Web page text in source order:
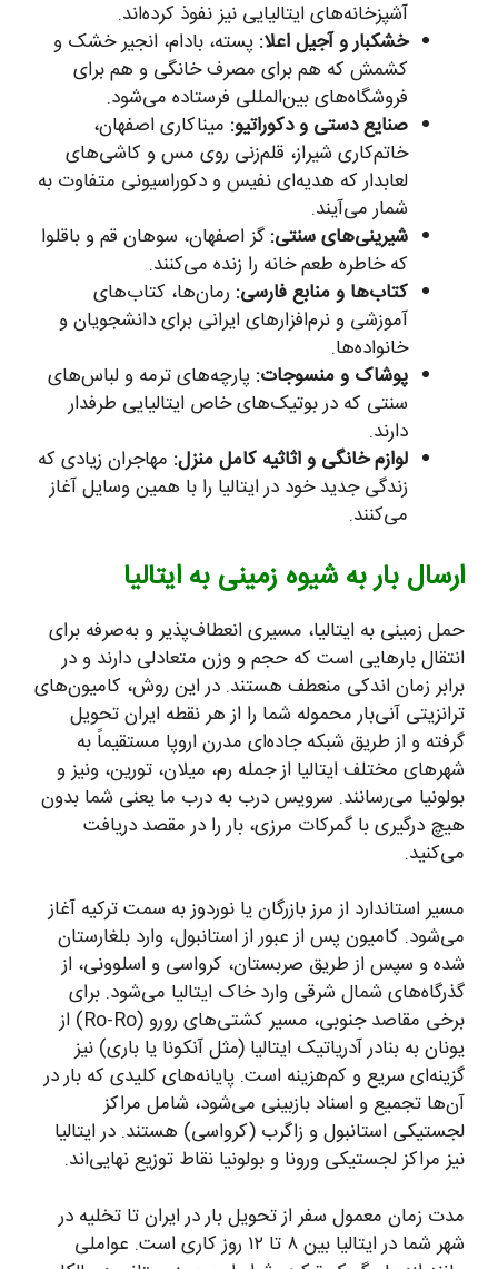
آشپزخانه‌های ایتالیایی نیز نفوذ کرده‌اند.
خشکبار و آجیل اعلا: پسته، بادام، انجیر خشک و
کشمش که هم برای مصرف خانگی و هم برای
فروشگاه‌های بین‌المللی فرستاده می‌شود.
صنایع دستی و دکوراتیو: میناکاری اصفهان،
خاتم‌کاری شیراز، قلم‌زنی روی مس و کاشی‌های
لعابدار که هدیه‌ای نفیس و دکوراسیونی متفاوت به
شمار می‌آیند.
شیرینی‌های سنتی: گز اصفهان، سوهان قم و باقلوا
که خاطره طعم خانه را زنده می‌کنند.
کتاب‌ها و منابع فارسی: رمان‌ها، کتاب‌های
آموزشی و نرم‌افزارهای ایرانی برای دانشجویان و
خانواده‌ها.
پوشاک و منسوجات: پارچه‌های ترمه و لباس‌های
سنتی که در بوتیک‌های خاص ایتالیایی طرفدار
دارند.
لوازم خانگی و اثاثیه کامل منزل: مهاجران زیادی که
زندگی جدید خود در ایتالیا را با همین وسایل آغاز
می‌کنند.
ارسال بار به شیوه زمینی به ایتالیا
حمل زمینی به ایتالیا، مسیری انعطاف‌پذیر و به‌صرفه برای
انتقال بارهایی است که حجم و وزن متعادلی دارند و در
برابر زمان اندکی منعطف هستند. در این روش، کامیون‌های
ترانزیتی آنی‌بار محموله شما را از هر نقطه ایران تحویل
گرفته و از طریق شبکه جاده‌ای مدرن اروپا مستقیماً به
شهرهای مختلف ایتالیا از جمله رم، میلان، تورین، ونیز و
بولونیا می‌رسانند. سرویس درب به درب ما یعنی شما بدون
هیچ درگیری با گمرکات مرزی، بار را در مقصد دریافت
می‌کنید.
مسیر استاندارد از مرز بازرگان یا نوردوز به سمت ترکیه آغاز
می‌شود. کامیون پس از عبور از استانبول، وارد بلغارستان
شده و سپس از طریق صربستان، کرواسی و اسلوونی، از
گذرگاه‌های شمال شرقی وارد خاک ایتالیا می‌شود. برای
برخی مقاصد جنوبی، مسیر کشتی‌های رورو (Ro-Ro) از
یونان به بنادر آدریاتیک ایتالیا (مثل آنکونا یا باری) نیز
گزینه‌ای سریع و کم‌هزینه است. پایانه‌های کلیدی که بار در
آن‌ها تجمیع و اسناد بازبینی می‌شود، شامل مراکز
لجستیکی استانبول و زاگرب (کرواسی) هستند. در ایتالیا
نیز مراکز لجستیکی ورونا و بولونیا نقاط توزیع نهایی‌اند.
مدت زمان معمول سفر از تحویل بار در ایران تا تخلیه در
شهر شما در ایتالیا بین ۸ تا ۱۲ روز کاری است. عواملی